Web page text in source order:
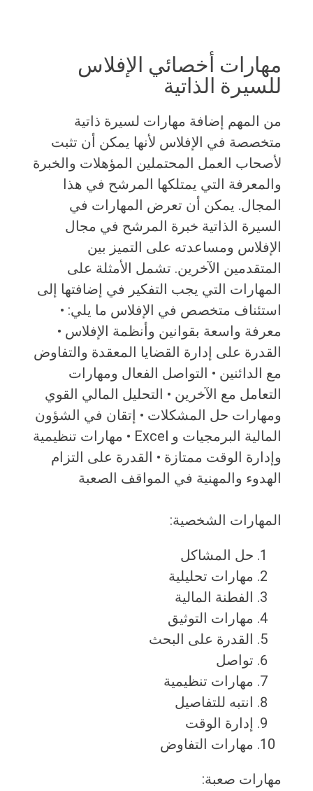
مهارات أخصائي الإفلاس
للسيرة الذاتية
من المهم إضافة مهارات لسيرة ذاتية
متخصصة في الإفلاس لأنها يمكن أن تثبت
لأصحاب العمل المحتملين المؤهلات والخبرة
والمعرفة التي يمتلكها المرشح في هذا
المجال. يمكن أن تعرض المهارات في
السيرة الذاتية خبرة المرشح في مجال
الإفلاس ومساعدته على التميز بين
المتقدمين الآخرين. تشمل الأمثلة على
المهارات التي يجب التفكير في إضافتها إلى
استئناف متخصص في الإفلاس ما يلي: •
معرفة واسعة بقوانين وأنظمة الإفلاس •
القدرة على إدارة القضايا المعقدة والتفاوض
مع الدائنين • التواصل الفعال ومهارات
التعامل مع الآخرين • التحليل المالي القوي
ومهارات حل المشكلات • إتقان في الشؤون
المالية البرمجيات و Excel • مهارات تنظيمية
وإدارة الوقت ممتازة • القدرة على التزام
الهدوء والمهنية في المواقف الصعبة
المهارات الشخصية:
حل المشاكل
مهارات تحليلية
الفطنة المالية
مهارات التوثيق
القدرة على البحث
تواصل
مهارات تنظيمية
انتبه للتفاصيل
إدارة الوقت
مهارات التفاوض
مهارات صعبة: